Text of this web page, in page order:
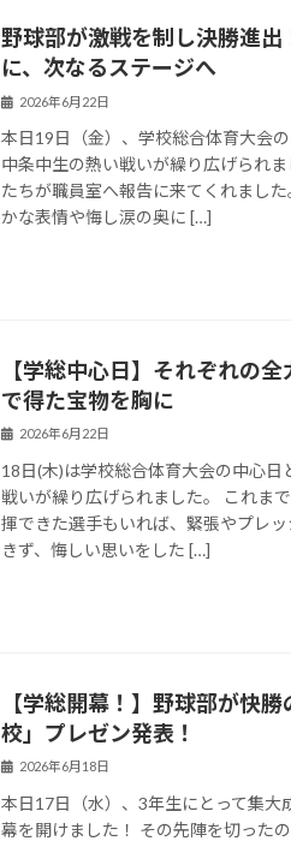
野球部が激戦を制し決勝進出
に、次なるステージへ
2026年6月22日
本日19日（金）、学校総合体育大会
中条中生の熱い戦いが繰り広げられ
たちが職員室へ報告に来てくれまし
かな表情や悔し涙の奥に […]
【学総中心日】それぞれの全
で得た宝物を胸に
2026年6月22日
18日(木)は学校総合体育大会の中心
戦いが繰り広げられました。 これま
揮できた選手もいれば、緊張やプレ
きず、悔しい思いをした […]
【学総開幕！】野球部が快
校」プレゼン発表！
2026年6月18日
本日17日（水）、3年生にとって集大
幕を開けました！ その先陣を切った